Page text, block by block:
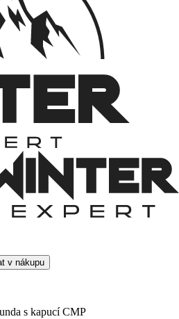
v nákupu
s kapucí CMP